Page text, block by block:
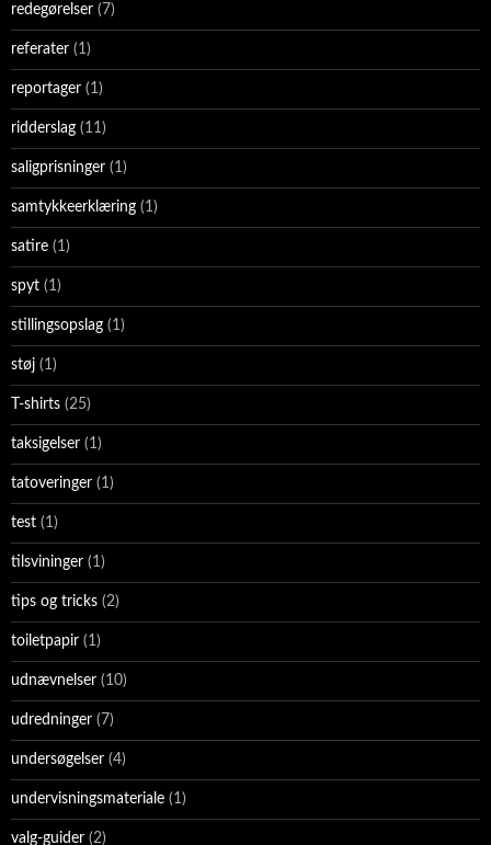
redegørelser (7)
referater (1)
reportager (1)
ridderslag (11)
saligprisninger (1)
samtykkeerklæring (1)
satire (1)
spyt (1)
stillingsopslag (1)
støj (1)
T-shirts (25)
taksigelser (1)
tatoveringer (1)
test (1)
tilsvininger (1)
tips og tricks (2)
toiletpapir (1)
udnævnelser (10)
udredninger (7)
undersøgelser (4)
undervisningsmateriale (1)
valg-guider (2)